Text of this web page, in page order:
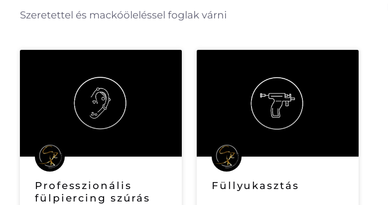
Szeretettel és mackóöleléssel foglak várni
Professzionális
fülpiercing szúrás
Füllyukasztás